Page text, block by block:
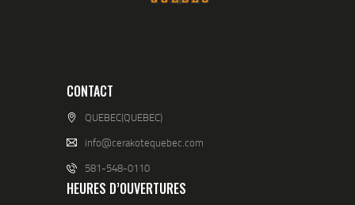
CONTACT
QUEBEC(QUEBEC)
info@cerakotequebec.com
581-548-0110
HEURES D’OUVERTURES